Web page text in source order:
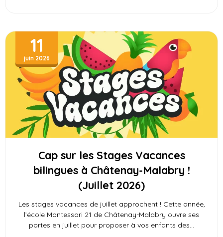
Cap sur les Stages Vacances
bilingues à Châtenay-Malabry !
(Juillet 2026)
11
juin 2026
Les stages vacances de juillet approchent ! Cette année,
l’école Montessori 21 de Châtenay-Malabry ouvre ses
portes en juillet pour proposer à vos enfants des